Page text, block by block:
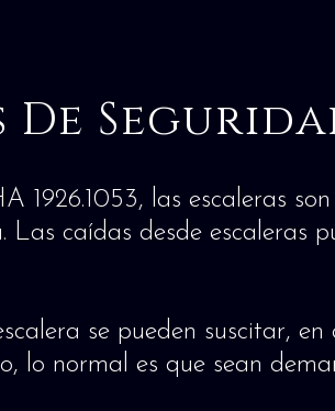
1926.1053, las escaleras
Las caídas desde escaleras
se pueden suscitar,
lo normal es que sean